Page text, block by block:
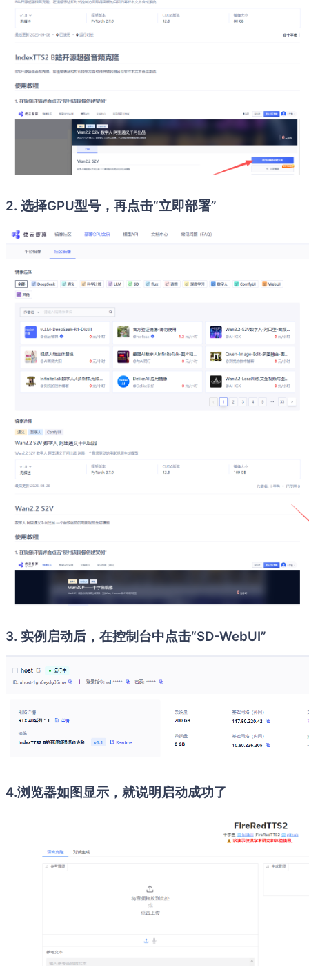
2. 选择GPU型号，再点击“立即部署”
3. 实例启动后，在控制台中点击“SD-WebUI”
4.浏览器如图显示，就说明启动成功了